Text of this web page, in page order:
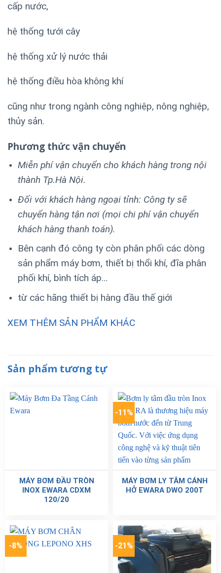
cấp nước,
hệ thống tưới cây
hệ thống xử lý nước thải
hệ thống điều hòa không khí
cũng như trong ngành công nghiệp, nông nghiệp,
thủy sản.
Phương thức vận chuyển
Miễn phí vận chuyển cho khách hàng trong nội
thành Tp.Hà Nội.
Đối với khách hàng ngoại tỉnh: Công ty sẽ
chuyển hàng tận nơi (mọi chi phí vận chuyển
khách hàng thanh toán).
Bên cạnh đó công ty còn phân phối các dòng
sản phẩm máy bơm, thiết bị thổi khí, đĩa phân
phối khí, bình tích áp…
từ các hãng thiết bị hàng đầu thế giới
XEM THÊM SẢN PHẨM KHÁC
Sản phẩm tương tự
MÁY BƠM ĐẦU TRÒN
INOX EWARA CDXM
120/20
-11%
MÁY BƠM LY TÂM CÁNH
HỞ EWARA DWO 200T
-8% -21%